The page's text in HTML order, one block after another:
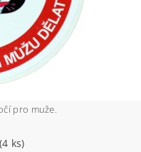
pro muže.
(4 ks)